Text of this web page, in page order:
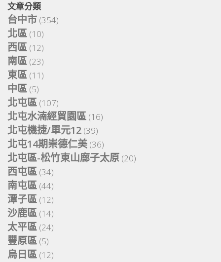
文章分類
台中市 (354)
北區 (10)
西區 (12)
南區 (23)
東區 (11)
中區 (5)
北屯區 (107)
北屯水湳經貿園區 (16)
北屯機捷/單元12 (39)
北屯14期崇德仁美 (36)
北屯區-松竹東山廍子太原 (20)
西屯區 (34)
南屯區 (44)
潭子區 (12)
沙鹿區 (14)
太平區 (24)
豐原區 (5)
烏日區 (12)